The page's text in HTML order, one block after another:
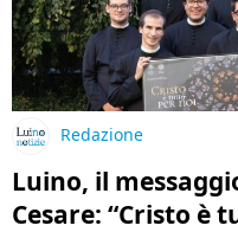
Redazione
Luino, il
Cesare: “Cristo è